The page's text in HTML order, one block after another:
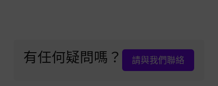
有任何疑問嗎？ 請與我們聯絡